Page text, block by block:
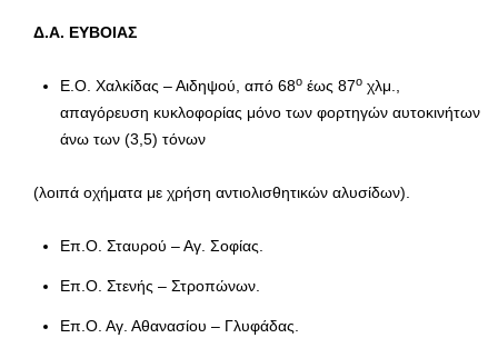
Δ.Α. ΕΥΒΟΙΑΣ
Ε.Ο. Χαλκίδας – Αιδηψού, από 68ο έως 87ο χλμ.,
απαγόρευση κυκλοφορίας μόνο των φορτηγών αυτοκινήτων
άνω των (3,5) τόνων
(λοιπά οχήματα με χρήση αντιολισθητικών αλυσίδων).
Επ.Ο. Σταυρού – Αγ. Σοφίας.
Επ.Ο. Στενής – Στροπώνων.
Επ.Ο. Αγ. Αθανασίου – Γλυφάδας.